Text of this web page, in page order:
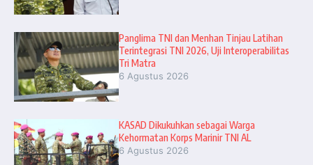
Panglima TNI dan Menhan Tinjau Latihan
Terintegrasi TNI 2026, Uji Interoperabilitas
Tri Matra
6 Agustus 2026
KASAD Dikukuhkan sebagai Warga
Kehormatan Korps Marinir TNI AL
6 Agustus 2026